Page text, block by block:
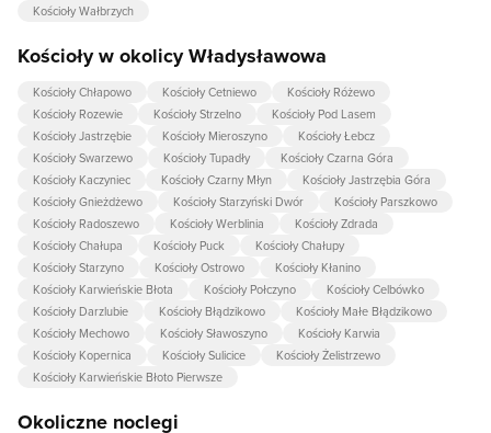
Kościoły Wałbrzych
Kościoły w okolicy Władysławowa
Kościoły Chłapowo Kościoły Cetniewo
Kościoły Różewo
Kościoły Rozewie
Kościoły Strzelno
Kościoły Pod Lasem
Kościoły Jastrzębie
Kościoły Mieroszyno
Kościoły Łebcz
Kościoły Swarzewo
Kościoły Tupadły
Kościoły Czarna Góra
Kościoły Kaczyniec
Kościoły Czarny Młyn
Kościoły Jastrzębia Góra
Kościoły Gnieżdżewo
Kościoły Starzyński Dwór
Kościoły Parszkowo
Kościoły Radoszewo
Kościoły Werblinia
Kościoły Zdrada
Kościoły Chałupa
Kościoły Puck
Kościoły Chałupy
Kościoły Starzyno
Kościoły Ostrowo
Kościoły Kłanino
Kościoły Karwieńskie Błota
Kościoły Połczyno
Kościoły Celbówko
Kościoły Darzlubie
Kościoły Błądzikowo
Kościoły Małe Błądzikowo
Kościoły Mechowo
Kościoły Sławoszyno
Kościoły Karwia
Kościoły Kopernica
Kościoły Sulicice
Kościoły Żelistrzewo
Kościoły Karwieńskie Błoto Pierwsze
Okoliczne noclegi